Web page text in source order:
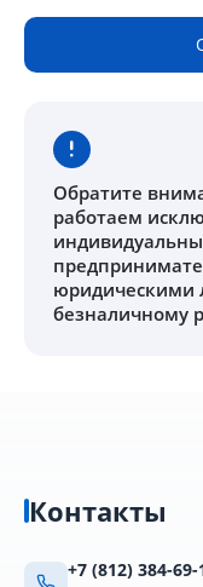
Обратите
работаем
юридическими
безналичному
Контакты
+7 (812) 384-69-